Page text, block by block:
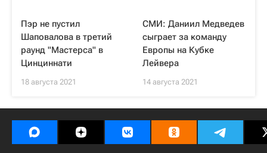
Пэр не пустил
Шаповалова в третий
раунд "Мастерса" в
Цинциннати
18 августа 2021
СМИ: Даниил Медведев
сыграет за команду
Европы на Кубке
Лейвера
14 августа 2021